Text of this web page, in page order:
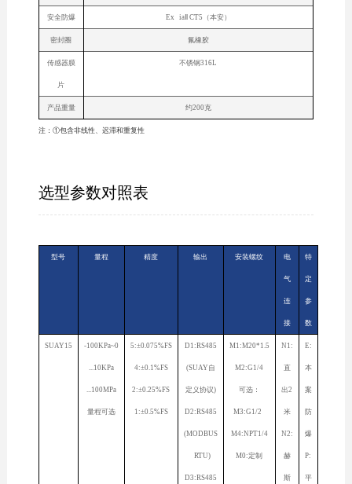
安全防爆 Ex iaⅡ CT5（本安）
密封圈 氟橡胶
传感器膜
片
不锈钢316L
产品重量 约200克
注：①包含非线性、迟滞和重复性
选型参数对照表
型号 量程 精度 输出 安装螺纹 电
气
连
接
特
定
参
数
SUAY15 -100KPa~0
...10KPa
...100MPa
量程可选
5:±0.075%FS
4:±0.1%FS
2:±0.25%FS
1:±0.5%FS
D1:RS485
(SUAY自
定义协议)
D2:RS485
(MODBUS
RTU)
D3:RS485
M1:M20*1.5
M2:G1/4
可选：
M3:G1/2
M4:NPT1/4
M0:定制
N1:
直
出2
米
N2:
赫
斯
E:
本
案
防
爆
P:
平